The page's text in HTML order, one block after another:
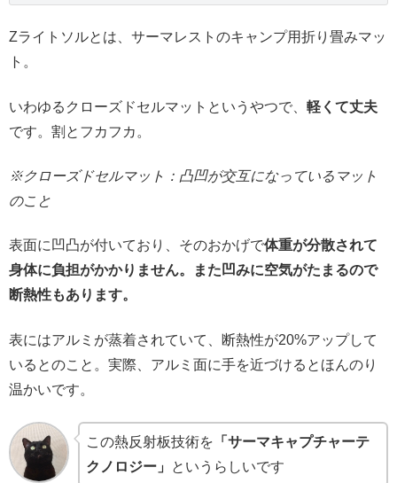
Zライトソルとは、サーマレストのキャンプ用折り畳みマッ
ト。
いわゆるクローズドセルマットというやつで、 軽くて丈夫
です。割とフカフカ。
※クローズドセルマット：凸凹が交互になっているマット
のこと
表面に凹凸が付いており、そのおかげで体重が分散されて
身体に負担がかかりません。また凹みに空気がたまるので
断熱性もあります。
表にはアルミが蒸着されていて、断熱性が20%アップして
いるとのこと。実際、アルミ面に手を近づけるとほんのり
温かいです。
この熱反射板技術を 「サーマキャプチャーテ
クノロジー」 というらしいです